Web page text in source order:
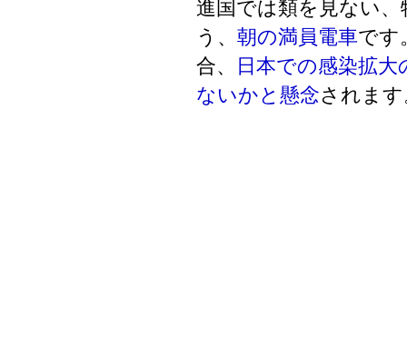
進国では類を見ない
う、 朝の満員電車です
合、
日本での感染拡
ないかと懸念されま